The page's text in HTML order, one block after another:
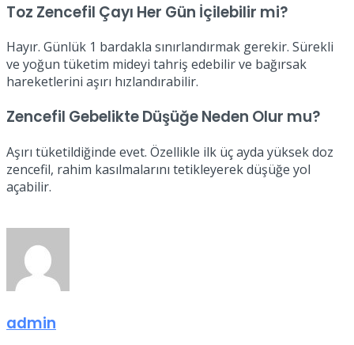
Toz Zencefil Çayı Her Gün İçilebilir mi?
Hayır. Günlük 1 bardakla sınırlandırmak gerekir. Sürekli
ve yoğun tüketim mideyi tahriş edebilir ve bağırsak
hareketlerini aşırı hızlandırabilir.
Zencefil Gebelikte Düşüğe Neden Olur mu?
Aşırı tüketildiğinde evet. Özellikle ilk üç ayda yüksek doz
zencefil, rahim kasılmalarını tetikleyerek düşüğe yol
açabilir.
admin